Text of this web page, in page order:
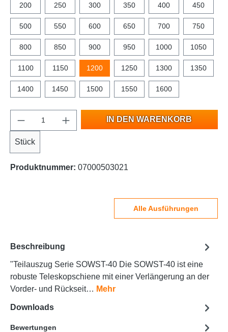
200 250 300 350 400 450
500 550 600 650 700 750
800 850 900 950 1000 1050
1100 1150 1200 1250 1300 1350
1400 1450 1500 1550 1600
Stück
IN DEN WARENKORB
Produktnummer: 07000503021
Alle Ausführungen
Beschreibung
"Teilauszug Serie SOWST-40 Die SOWST-40 ist eine
robuste Teleskopschiene mit einer Verlängerung an der
Vorder- und Rückseit… Mehr
Downloads
Bewertungen